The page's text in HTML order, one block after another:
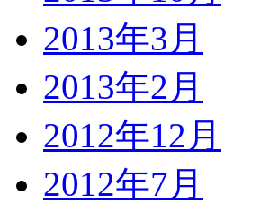
2013年3月
2013年2月
2012年12月
2012年7月